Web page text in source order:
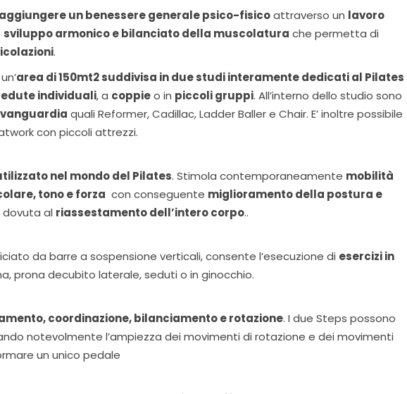
un benessere generale psico-fisicoattraverso un lavoro
sviluppo armonico e bilanciato della muscolatura che permetta di
.
area di 150mt2 suddivisa in due studi interamente dedicati al Pilates
individuali, a coppieo in piccoli gruppi. All’interno dello studio sono
quali Reformer, Cadillac, Ladder Baller e Chair. E’ inoltre possibile
con piccoli attrezzi.
nel mondo del Pilates. Stimola contemporaneamente mobilità
tono e forza con conseguente miglioramento della postura e
dovuta al riassestamento dell’intero corpo..
da barre a sospensione verticali, consente l’esecuzione di esercizi in
prona decubito laterale, seduti o in ginocchio.
coordinazione, bilanciamento e rotazione. I due Steps possono
notevolmente l’ampiezza dei movimenti di rotazione e dei movimenti
un unico pedale